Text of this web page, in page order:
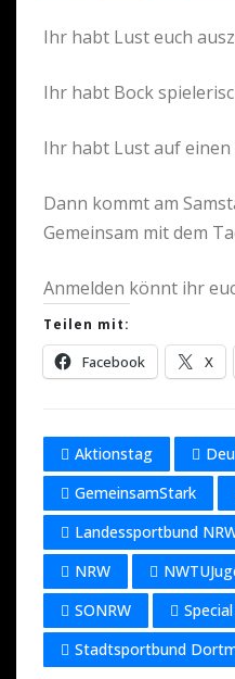
Ihr habt Lust euch
Ihr habt Bock
Ihr habt Lust auf
Dann kommt am
Gemeinsam mit dem
Anmelden könnt ihr
Teilen mit:
Facebook X
Aktionstag
GemeinsamStark
Landessportbund
NRW
SONRW
Stadtsportbund